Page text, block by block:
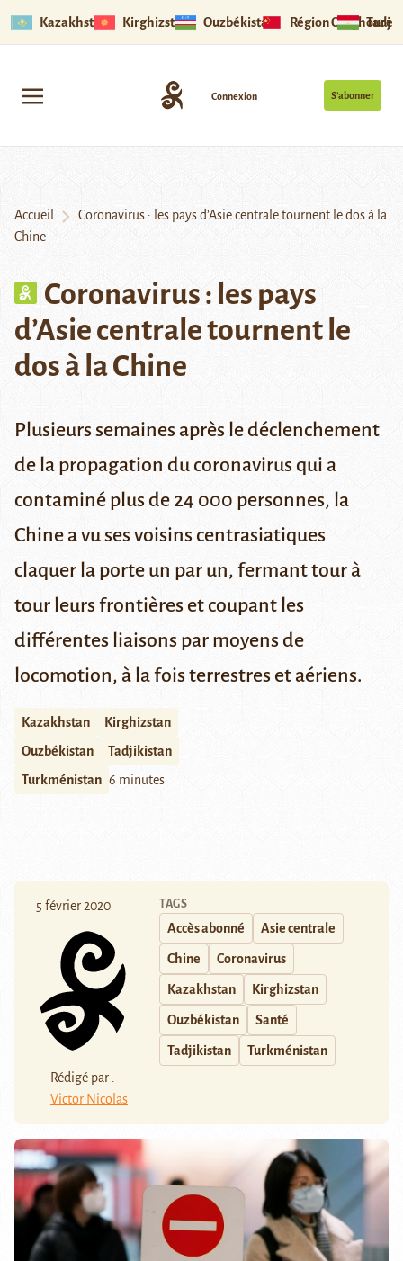
Kazakhstan Kirghizstan Ouzbékistan Région Ouïghoure
S’abonner
Connexion
Accueil
Coronavirus : les pays d’Asie centrale tournent le dos à la
Chine
Coronavirus : les pays
d’Asie centrale tournent le
dos à la Chine
Plusieurs semaines après le déclenchement
de la propagation du coronavirus qui a
contaminé plus de 24 000 personnes, la
Chine a vu ses voisins centrasiatiques
claquer la porte un par un, fermant tour à
tour leurs frontières et coupant les
différentes liaisons par moyens de
locomotion, à la fois terrestres et aériens.
Kazakhstan
Kirghizstan
Ouzbékistan
Tadjikistan
Turkménistan 6 minutes
5 février 2020
Rédigé par :
Victor Nicolas
TAGS
Accès abonné Asie centrale
Chine Coronavirus
Kazakhstan Kirghizstan
Ouzbékistan Santé
Tadjikistan Turkménistan